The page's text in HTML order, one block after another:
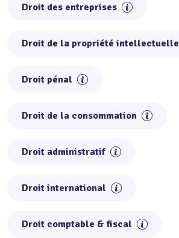
Droit des entreprises
Droit de la propriété intellectuelle
Droit pénal
Droit de la consommation
Droit administratif
Droit international
Droit comptable & fiscal